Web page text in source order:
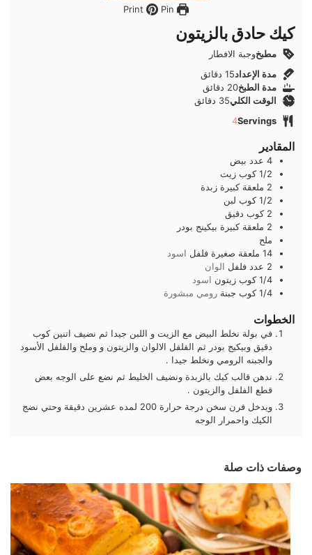
Pin
كيك حادق بالزيتون
مطبخوجبة الافطار
مدة الإعداد15دقائق
دقائق
مدة الطبخ20 دقائق
دقائق
الوقت الكلي35 دقائق
دقائق
Servings
4
المقادير
4 عدد بيض
1/2 كوب زيت
2 ملعقة كبيرة زبدة
1/2 كوب لبن
2 كوب دقيق
2 ملعقة كبيرة بيكينج بودر
ملح
14 ملعقة صغيرة فلفل اسود
2 عدد فلفل الوان
1/4 كوب زيتون اسود
1/4 كوب جبنة رومي مبشورة
الخطوات
في بولة نخلط البيض مع الزيت و اللبن جيدا ثم نضيف اتنين كوب
دقيق وبيكيج بودر ثم الفلفل الالوان والزيتون و وملح والفلفل الأسود
والجبنه الرومي ونخلط جيدا .
ندهن قالب كيك بالزبدة ونضيف الخليط ثم نضع على الوجه بعض
قطع الفلفل والزيتون .
ويدخل فرن سخن درجة حرارة 200 لمده عشرين دقيقة وحتي نضج
الكيك واحمرار الوجه
وصفات ذات صلة